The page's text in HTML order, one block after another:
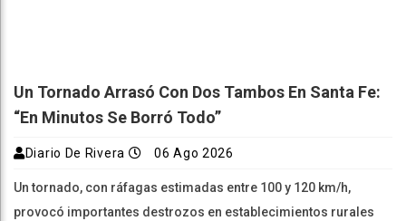
Un Tornado Arrasó Con Dos Tambos En Santa Fe:
“En Minutos Se Borró Todo”
Diario De Rivera 06 Ago 2026
Un tornado, con ráfagas estimadas entre 100 y 120 km/h,
provocó importantes destrozos en establecimientos rurales